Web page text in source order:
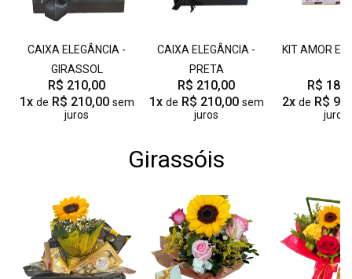
CAIXA ELEGÂNCIA -
GIRASSOL
R$ 210,00
1x de R$ 210,00 sem
juros
CAIXA ELEGÂNCIA -
PRETA
R$ 210,00
1x de R$ 210,00 sem
juros
KIT AMOR E
R$
2x de R$
juros
Girassóis